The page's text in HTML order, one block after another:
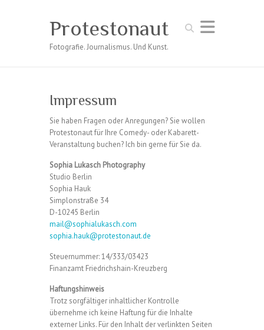
Suchen
Protestonaut
Fotografie. Journalismus. Und Kunst.
Impressum
Sie haben Fragen oder Anregungen? Sie wollen
Protestonaut für Ihre Comedy- oder Kabarett-
Veranstaltung buchen? Ich bin gerne für Sie da.
Sophia Lukasch Photography
Studio Berlin
Sophia Hauk
Simplonstraße 34
D-10245 Berlin
mail@sophialukasch.com
sophia.hauk@protestonaut.de
Steuernummer: 14/333/03423
Finanzamt Friedrichshain-Kreuzberg
Haftungshinweis
Trotz sorgfältiger inhaltlicher Kontrolle
übernehme ich keine Haftung für die Inhalte
externer Links. Für den Inhalt der verlinkten Seiten